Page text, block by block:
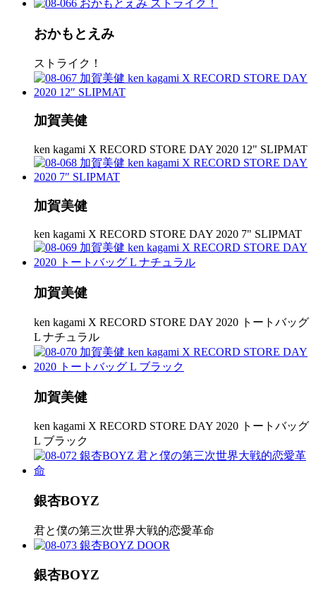
おかもとえみ
ストライク！
加賀美健
ken kagami X RECORD STORE DAY 2020 12" SLIPMAT
加賀美健
ken kagami X RECORD STORE DAY 2020 7" SLIPMAT
加賀美健
ken kagami X RECORD STORE DAY 2020 トートバッグ
L ナチュラル
加賀美健
ken kagami X RECORD STORE DAY 2020 トートバッグ
L ブラック
銀杏BOYZ
君と僕の第三次世界大戦的恋愛革命
銀杏BOYZ